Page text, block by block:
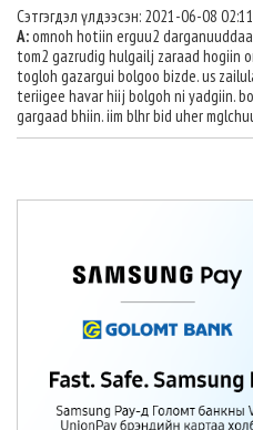
Сэтгэгдэл үлдээсэн: 2021-06-08
A:omnoh hotiin erguu2
tom2 gazrudig hulgailj zaraad hogiin
togloh gazargui bolgoo bizde. us
teriigee havar hiij bolgoh ni yadgiin.
gargaad bhiin. iim blhr bid uher